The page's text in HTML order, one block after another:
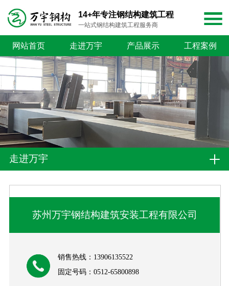
14+年专注钢结构建筑工程
一站式钢结构建筑工程服务商
网站首页 走进万宇 产品展示 工程案例
走进万宇
苏州万宇钢结构建筑安装工程有限公司
销售热线：13906135522
固定号码：0512-65800898